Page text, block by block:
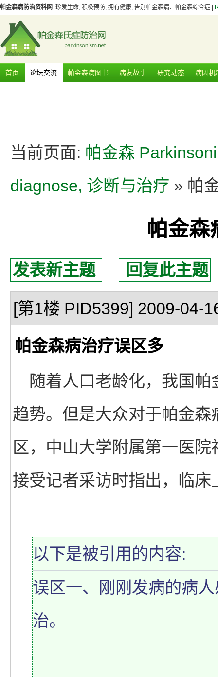
帕金森病防治资料网 : 珍爱生命, 积极预防, 拥有健康, 告别帕金森病、帕金森综合症 |
首页 论坛交流 帕金森病图书 病友故事 研究动态 病因机
当前页面: 帕金森
diagnose, 诊断与治疗 » 帕
帕金森
发表新主题 回复此主题
[第1楼 PID5399] 2009-04-
帕金森病治疗误区多
随着人口老龄化，我国帕
趋势。但是大众对于帕金
区，中山大学附属第一医
接受记者采访时指出，临
以下是被引用的内容:
误区一、刚刚发病的病
治。